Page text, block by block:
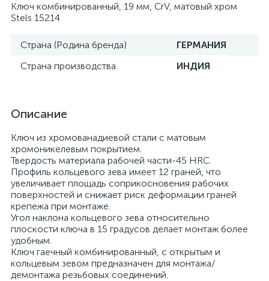
Ключ комбинированный, 19 мм, CrV, матовый хром
Stels 15214
Страна (Родина бренда)
ГЕРМАНИЯ
Страна производства
ИНДИЯ
Описание
Ключ из хромованадиевой стали с матовым
хромоникелевым покрытием.
Твердость материала рабочей части-45 HRC.
Профиль кольцевого зева имеет 12 граней, что
увеличивает площадь соприкосновения рабочих
поверхностей и снижает риск деформации граней
крепежа при монтаже.
Угол наклона кольцевого зева относительно
плоскости ключа в 15 градусов делает монтаж более
удобным.
Ключ гаечный комбинированный, с открытым и
кольцевым зевом предназначен для монтажа/
демонтажа резьбовых соединений.